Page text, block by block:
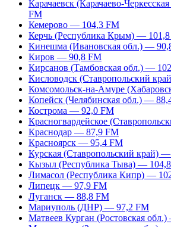
Карачаевск (Карачаево-
FM
Кемерово — 104,3 FM
Керчь (Республика Крым) —
Кинешма (Ивановская обл.) —
Киров — 90,8 FM
Кирсанов (Тамбовская обл.) —
Кисловодск (Ставропольский
Комсомольск-на-Амуре
Копейск (Челябинская обл.) —
Кострома — 92,0 FM
Красногвардейское
Краснодар — 87,9 FM
Красноярск — 95,4 FM
Курская (Ставропольский край)
Кызыл (Республика Тыва) —
Лимасол (Республика Кипр) —
Липецк — 97,9 FM
Луганск — 88,8 FM
Мариуполь (ДНР) — 97,2 FM
Матвеев Курган (Ростовская